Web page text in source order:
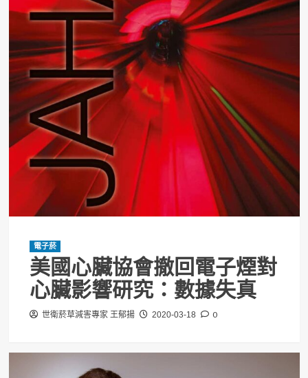
電子菸
美國心臟協會撤回電子煙對
心臟影響研究：數據失真
世衛菸草減害專家 王郁揚 2020-03-18 0